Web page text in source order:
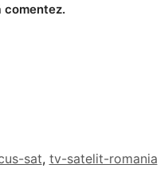
comentez.
sat, tv-satelit-romania